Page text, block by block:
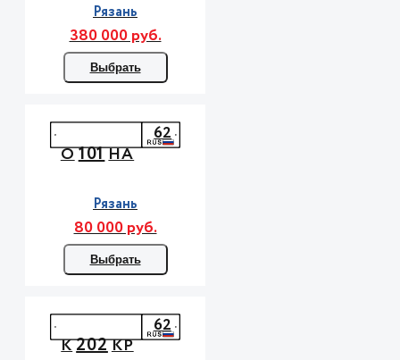
Рязань
380 000 руб.
Выбрать
О101НА
62
Рязань
80 000 руб.
Выбрать
К202КР
62